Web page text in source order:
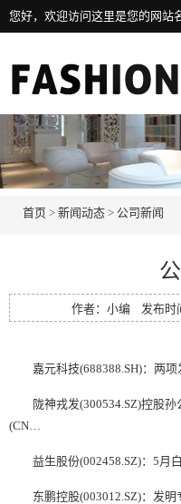
您好，欢迎访问这里是您的网站
首页 > 新闻动态 > 公司新闻
作者：小编 发布时
嘉元科技(688388.SH)：两项
陇神戎发(300534.SZ)控股孙
(CN…
益生股份(002458.SZ)：5月白
东鹏控股(003012.SZ)：发明